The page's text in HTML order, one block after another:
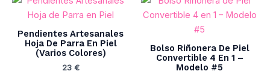
Pendientes Artesanales
Hoja De Parra En Piel
(Varios Colores)
23 €
Bolso Riñonera De Piel
Convertible 4 En 1 –
Modelo #5